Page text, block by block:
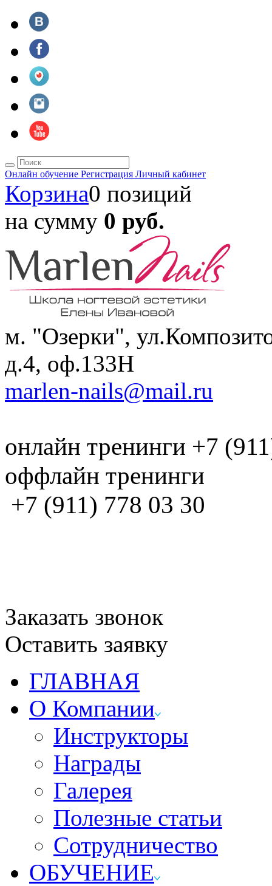
Онлайн обучение Регистрация Личный кабинет
Корзина0 позиций
на сумму 0 руб.
м. "Озерки",
д.4, оф.133H
marlen-nails@mail.ru
онлайн тренинги +7
оффлайн тренинги
+7 (911) 778 03 30
Заказать звонок
Оставить заявку
ГЛАВНАЯ
О Компании
Инструкторы
Награды
Галерея
Полезные статьи
Сотрудничество
ОБУЧЕНИЕ